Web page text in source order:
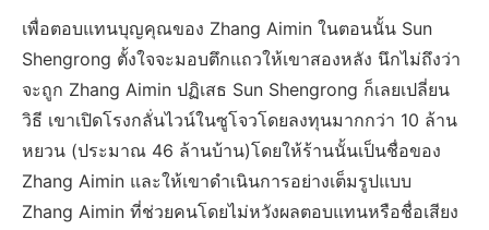
เพื่อตอบแทนบุญคุณของ Zhang Aimin ในตอนนั้น Sun
Shengrong ตั้งใจจะมอบตึกแถวให้เขาสองหลัง นึกไม่ถึงว่า
จะถูก Zhang Aimin ปฏิเสธ Sun Shengrong ก็เลยเปลี่ยน
วิธี เขาเปิดโรงกลั่นไวน์ในซูโจวโดยลงทุนมากกว่า 10 ล้าน
หยวน (ประมาณ 46 ล้านบ้าน)โดยให้ร้านนั้นเป็นชื่อของ
Zhang Aimin และให้เขาดำเนินการอย่างเต็มรูปแบบ
Zhang Aimin ที่ช่วยคนโดยไม่หวังผลตอบแทนหรือชื่อเสียง